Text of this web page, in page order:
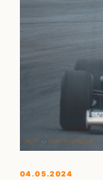
04.05.2024